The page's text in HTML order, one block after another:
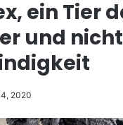
ein Tier
und
2020